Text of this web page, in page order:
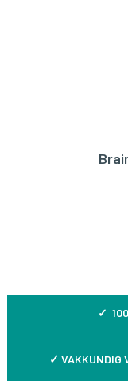
✓
✓ VAKKUNDIG